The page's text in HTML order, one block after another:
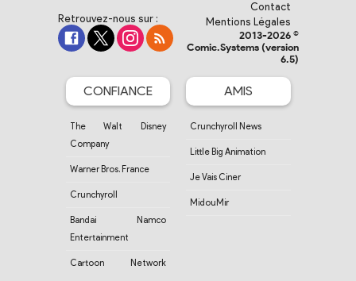
Retrouvez-nous sur :
Contact
Mentions Légales
2013-2026 ©
Comic.Systems (version
6.5)
CONFIANCE
The Walt Disney
Company
Warner Bros. France
Crunchyroll
Bandai Namco
Entertainment
Cartoon Network
AMIS
Crunchyroll News
Little Big Animation
Je Vais Ciner
MidouMir